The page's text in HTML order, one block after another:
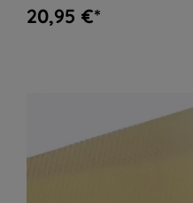
20,95 €*